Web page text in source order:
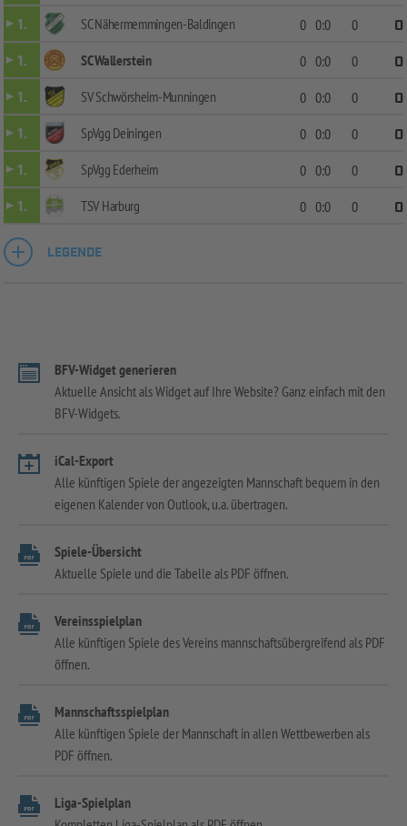
1.
SC Nähermemmingen-Baldingen 0 0:0 0
0
1.
SC Wallerstein 0 0:0 0
0
1.
SV Schwörsheim-Munningen 0 0:0 0
0
1.
SpVgg Deiningen 0 0:0 0
0
1.
SpVgg Ederheim 0 0:0 0
0
1.
TSV Harburg 0 0:0 0 0
LEGENDE
BFV-Widget generieren
Aktuelle Ansicht als Widget auf Ihre Website? Ganz einfach mit den
BFV-Widgets.
iCal-Export
Alle künftigen Spiele der angezeigten Mannschaft bequem in den
eigenen Kalender von Outlook, u.a. übertragen.
Spiele-Übersicht
Aktuelle Spiele und die Tabelle als PDF öffnen.
Vereinsspielplan
Alle künftigen Spiele des Vereins mannschaftsübergreifend als PDF
öffnen.
Mannschaftsspielplan
Alle künftigen Spiele der Mannschaft in allen Wettbewerben als
PDF öffnen.
Liga-Spielplan